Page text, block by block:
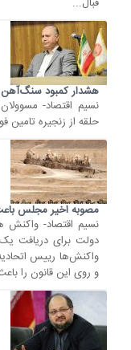
هشدار کمبود سنگ‌آهن
نسیم اقتصاد-
حلقه از زنجیره تامین
مصوبه اخیر مجلس
نسیم اقتصاد- واکنش
دولت برای دریافت
واکنش‌ها رییس
و روی این قانون را